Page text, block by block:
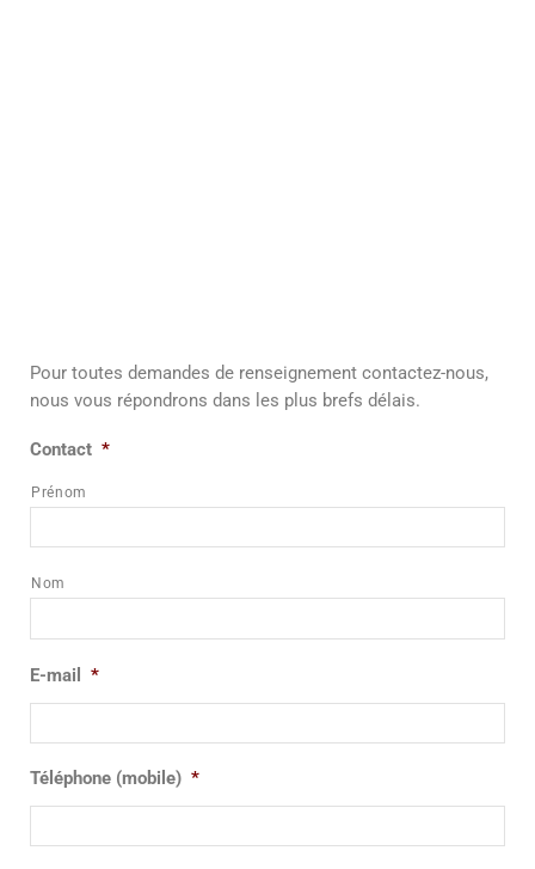
Pour toutes demandes de renseignement contactez-nous,
nous vous répondrons dans les plus brefs délais.
Contact *
Prénom
Nom
E-mail *
Téléphone (mobile) *